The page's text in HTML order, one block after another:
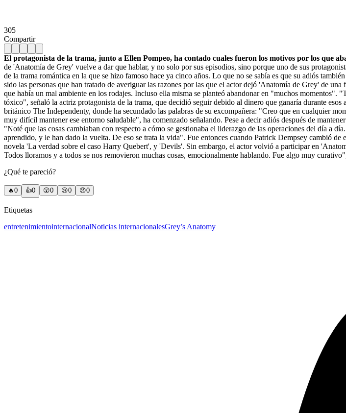
305
Compartir
El protagonista de la trama, junto a Ellen Pompeo, ha contado cuales fueron los motivos por los que
de 'Anatomía de Grey' vuelve a dar que hablar, y no solo por sus episodios, sino porque uno de sus
de la trama romántica en la que se hizo famoso hace ya cinco años. Lo que no se sabía es que su adiós
sido las personas que han tratado de averiguar las razones por las que el actor dejó 'Anatomía de Grey' de
que había un mal ambiente en los rodajes. Incluso ella misma se planteó abandonar en "muchos
tóxico", señaló la actriz protagonista de la trama, que decidió seguir debido al dinero que ganaría durante esos
británico The Independenty, donde ha secundado las palabras de su excompañera: "Creo que en cualquier
muy difícil mantener ese entorno saludable", ha comenzado señalando. Pese a decir adiós después de
"Noté que las cosas cambiaban con respecto a cómo se gestionaba el liderazgo de las operaciones del día a
aprendido, y le han dado la vuelta. De eso se trata la vida". Fue entonces cuando Patrick Dempsey cambió
novela 'La verdad sobre el caso Harry Quebert', y 'Devils'. Sin embargo, el actor volvió a participar en
Todos lloramos y a todos se nos removieron muchas cosas, emocionalmente hablando. Fue algo muy
¿Qué te pareció?
🔥0 👍0 😲0 😢0 😠0
Etiquetas
entretenimientointernacionalNoticias internacionalesGrey’s Anatomy